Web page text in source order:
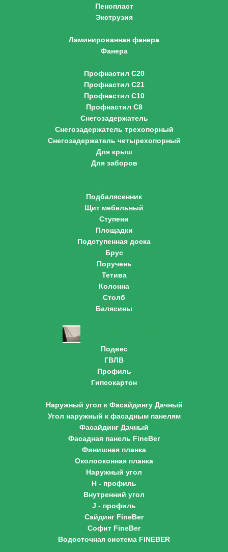
Пенопласт
Экструзия
Ламинированная фанера
Фанера
Профнастил С20
Профнастил С21
Профнастил С10
Профнастил С8
Снегозадержатель
Снегозадержатель трехопорный
Снегозадержатель четырехопорный
Для крыш
Для заборов
Подбалясенник
Щит мебельный
Ступени
Площадки
Подступенная доска
Брус
Поручень
Тетива
Колонна
Столб
Балясины
Гипсокартон, профиля
Подвес
ГВЛВ
Профиль
Гипсокартон
Наружный угол к Фасайдингу Дачный
Угол наружный к фасадным панелям
Фасайдинг Дачный
Фасадная панель FineBer
Финишная планка
Околооконная планка
Наружный угол
H - профиль
Внутренний угол
J - профиль
Сайдинг FineBer
Софит FineBer
Водосточная система FINEBER